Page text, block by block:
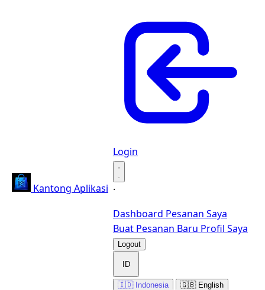
Kantong Aplikasi
Login
·
·
Dashboard Pesanan Saya
Buat Pesanan Baru Profil Saya
Logout
ID
🇮🇩 Indonesia
🇬🇧 English